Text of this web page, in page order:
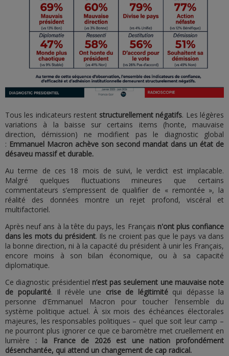
Tous les indicateurs restent structurellement négatifs. Les légères
variations à la baisse sur certains items (honte, mauvaise
direction, démission) ne modifient pas le diagnostic global
: Emmanuel Macron achève son second mandat dans un état de
désaveu massif et durable.
Au terme de ces 18 mois de suivi, le verdict est implacable.
Malgré quelques fluctuations mineures que certains
commentateurs s’empressent de qualifier de « remontée », la
réalité des données montre un rejet profond, viscéral et
multifactoriel.
Après neuf ans à la tête du pays, les Français n'ont plus confiance
dans les mots du président. Ils ne croient pas que le pays va dans
la bonne direction, ni à la capacité du président à unir les Français,
encore moins à son bilan économique, ou à sa capacité
diplomatique.
Ce diagnostic présidentiel n’est pas seulement une mauvaise note
de popularité. Il révèle une crise de légitimité qui dépasse la
personne d’Emmanuel Macron pour toucher l’ensemble du
système politique actuel. À six mois des échéances électorales
majeures, les responsables politiques – quel que soit leur camp –
ne pourront plus ignorer ce que ce baromètre met cruellement en
lumière : la France de 2026 est une nation profondément
désenchantée, qui attend un changement de cap radical.